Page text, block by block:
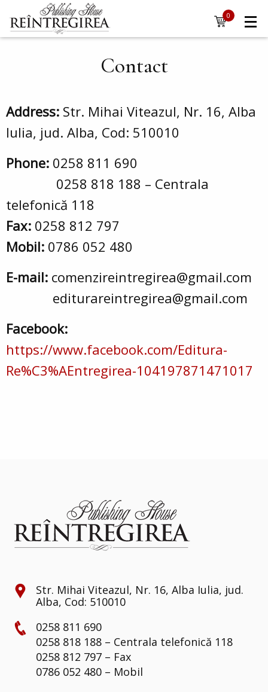
Skip to main content
Navigare
principală
0
items
Contact
Address: Str. Mihai Viteazul, Nr. 16, Alba
Iulia, jud. Alba, Cod: 510010
Phone: 0258 811 690
0258 818 188 – Centrala
telefonică 118
Fax: 0258 812 797
Mobil: 0786 052 480
E-mail: comenzireintregirea@gmail.com
editurareintregirea@gmail.com
Facebook:
https://www.facebook.com/Editura-
Re%C3%AEntregirea-104197871471017
Str. Mihai Viteazul, Nr. 16, Alba Iulia, jud.
Alba, Cod: 510010
0258 811 690
0258 818 188 – Centrala telefonică 118
0258 812 797 – Fax
0786 052 480 – Mobil